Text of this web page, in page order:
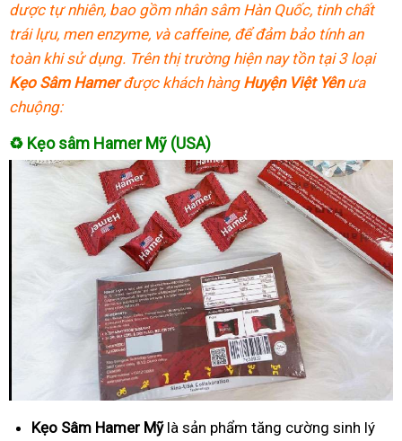
dược tự nhiên, bao gồm nhân sâm Hàn Quốc, tinh chất
trái lựu, men enzyme, và caffeine, để đảm bảo tính an
toàn khi sử dụng. Trên thị trường hiện nay tồn tại 3 loại
Kẹo Sâm Hamerđược khách hàng Huyện Việt Yênưa
chuộng:
♻ Kẹo sâm Hamer Mỹ (USA)
Kẹo Sâm Hamer Mỹ là sản phẩm tăng cường sinh lý